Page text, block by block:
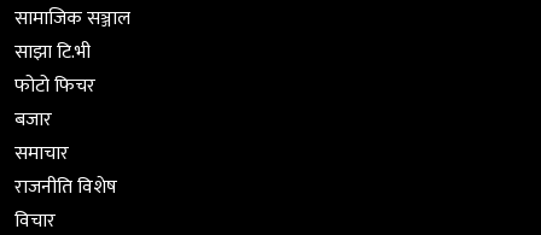
सामाजिक सञ्जाल
साझा टि.भी
फोटो फिचर
बजार
समाचार
राजनीति विशेष
विचार